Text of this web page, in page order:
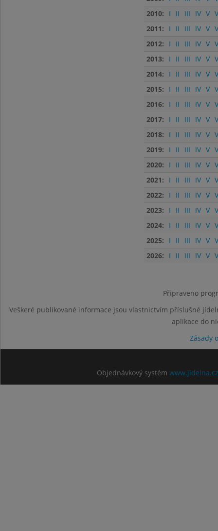
2010:
I II III IV V
2011:
I II III IV V
2012:
I II III IV V
2013:
I II III IV V
2014:
I II III IV V
2015:
I II III IV V
2016:
I II III IV V
2017:
I II III IV V
2018:
I II III IV V
2019:
I II III IV V
2020:
I II III IV V
2021:
I II III IV V
2022:
I II III IV V
2023:
I II III IV V
2024:
I II III IV V
2025:
I II III IV V
2026:
I II III IV V
Připraveno
Veškeré publikované informace jsou vlastnictvím příslušné
aplikace do
Zásady
Objednávkový systém www.jidelna.cz